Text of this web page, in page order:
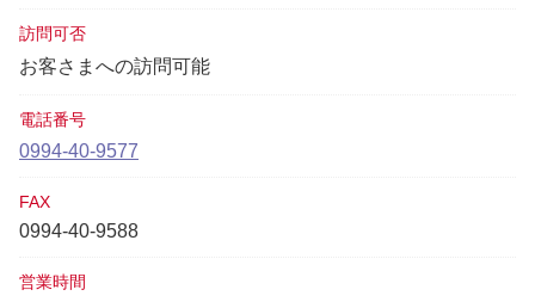
訪問可否
お客さまへの訪問可能
電話番号
0994-40-9577
FAX
0994-40-9588
営業時間